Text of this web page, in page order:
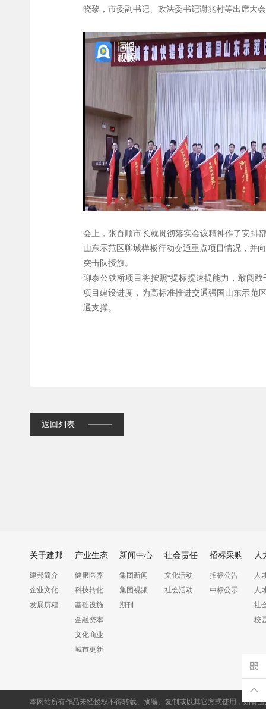
晓黎，市委副书记、政法委书记谢兆村等出席大
会上，张百顺市长就贯彻落实会议精神作了安排
山东示范区聊城样板行动交通重点项目情况，并
突击队授旗。
聊泰公铁桥项目将按照“提标提速提能力，敢闯
项目建设进度，为高标准推进交通强国山东示范
通支撑。
返回列表
关于建邦
建邦简介
企业文化
发展历程
产业生态
健康医养
科技转化
基础设施
金融资本
文化商业
城市更新
新闻中心
集团新闻
集团视频
期刊
社会责任
文化活动
社会活动
招标采购
招标公告
中标公示
人
人
人
社
校
本网站所有作品未经授权不得转载、摘编、复制或以其它方式使用，如有